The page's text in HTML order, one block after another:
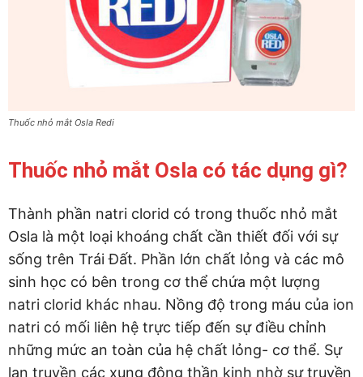
Thuốc nhỏ mắt Osla Redi
Thuốc nhỏ mắt Osla có tác dụng gì?
Thành phần natri clorid có trong thuốc nhỏ mắt
Osla là một loại khoáng chất cần thiết đối với sự
sống trên Trái Đất. Phần lớn chất lỏng và các mô
sinh học có bên trong cơ thể chứa một lượng
natri clorid khác nhau. Nồng độ trong máu của ion
natri có mối liên hệ trực tiếp đến sự điều chỉnh
những mức an toàn của hệ chất lỏng- cơ thể. Sự
lan truyền các xung động thần kinh nhờ sự truyền